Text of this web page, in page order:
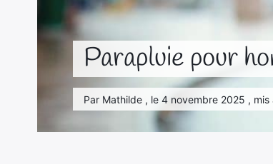
Parapluie pour
Par Mathilde , le 4 novembre 2025 ,